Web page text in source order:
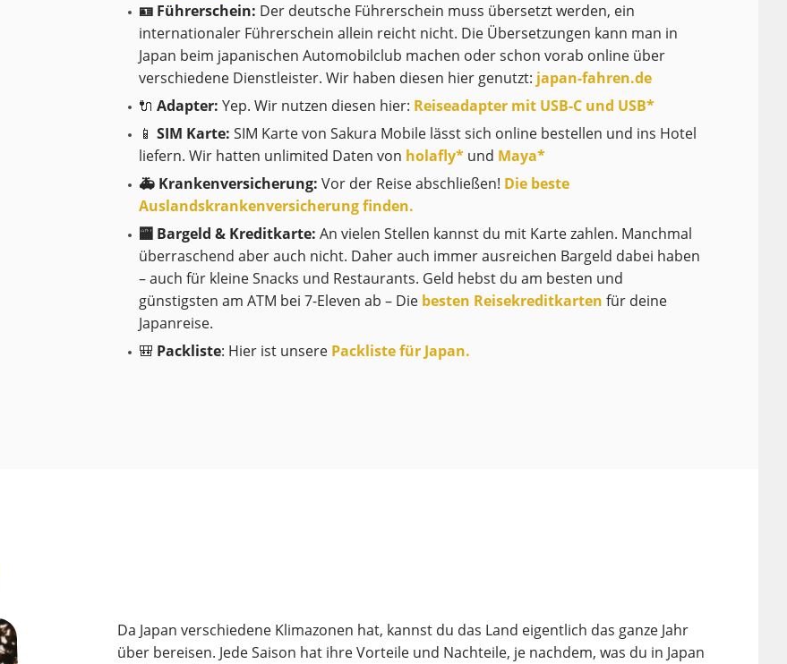
🪪 Führerschein: Der deutsche Führerschein muss übersetzt werden, ein
internationaler Führerschein allein reicht nicht. Die Übersetzungen kann man in
Japan beim japanischen Automobilclub machen oder schon vorab online über
verschiedene Dienstleister. Wir haben diesen hier genutzt: japan-fahren.de
🔌 Adapter: Yep. Wir nutzen diesen hier: Reiseadapter mit USB-C und USB*
📱 SIM Karte: SIM Karte von Sakura Mobile lässt sich online bestellen und ins Hotel
liefern. Wir hatten unlimited Daten von holafly* und Maya*
🚑 Krankenversicherung: Vor der Reise abschließen! Die beste
Auslandskrankenversicherung finden.
🏧 Bargeld & Kreditkarte: An vielen Stellen kannst du mit Karte zahlen. Manchmal
überraschend aber auch nicht. Daher auch immer ausreichen Bargeld dabei haben
– auch für kleine Snacks und Restaurants. Geld hebst du am besten und
günstigsten am ATM bei 7-Eleven ab – Die besten Reisekreditkarten für deine
Japanreise.
🎒 Packliste: Hier ist unsere Packliste für Japan.
Da Japan verschiedene Klimazonen hat, kannst du das Land eigentlich das ganze Jahr
über bereisen. Jede Saison hat ihre Vorteile und Nachteile, je nachdem, was du in Japan